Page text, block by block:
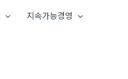
지속가능경영